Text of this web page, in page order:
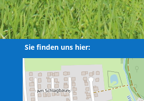
Sie finden uns hier: